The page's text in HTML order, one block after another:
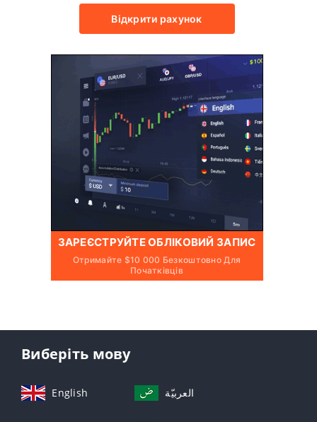
Відкрити рахунок
ЗАРЕЄСТРУЙТЕ ОБЛІКОВИЙ ЗАПИС
Отримайте $10 000 Безкоштовно Для
Початківців
Виберіть мову
English العربيّة